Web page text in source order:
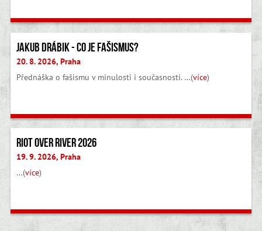
Jakub Drábik - Co je fašismus?
20. 8. 2026, Praha
Přednáška o fašismu v minulosti i současnosti. …(více)
Riot Over River 2026
19. 9. 2026, Praha
…(více)